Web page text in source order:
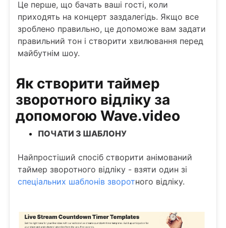
Це перше, що бачать ваші гості, коли
приходять на концерт заздалегідь. Якщо все
зроблено правильно, це допоможе вам задати
правильний тон і створити хвилювання перед
майбутнім шоу.
Як створити таймер
зворотного відліку за
допомогою Wave.video
ПОЧАТИ З ШАБЛОНУ
Найпростіший спосіб створити анімований
таймер зворотного відліку - взяти один зі
спеціальних шаблонів зворотного відліку.